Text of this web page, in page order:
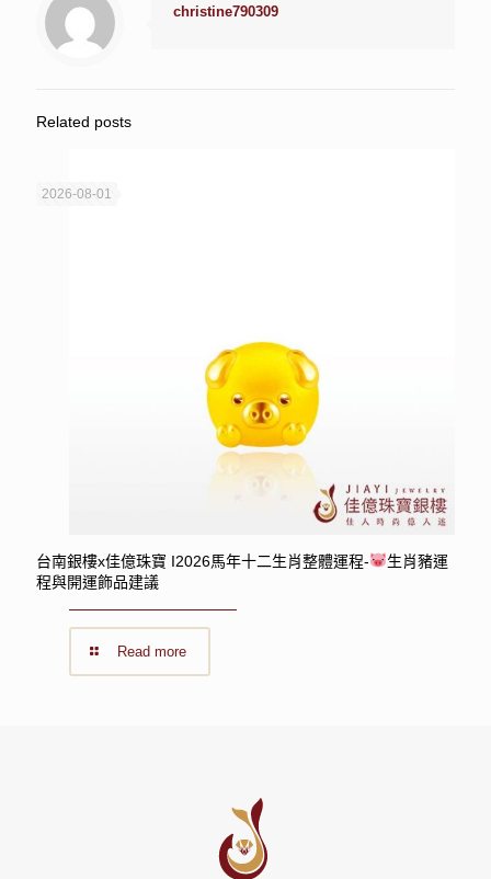
christine790309
Related posts
2026-08-01
台南銀樓x佳億珠寶 I2026馬年十二生肖整體運程-
生肖豬運
程與開運飾品建議
Read more